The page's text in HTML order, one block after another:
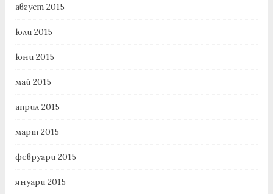
август 2015
юли 2015
юни 2015
май 2015
април 2015
март 2015
февруари 2015
януари 2015